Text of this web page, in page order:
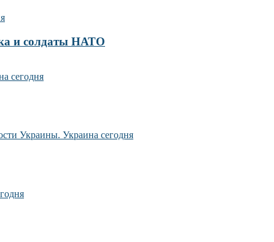
и солдаты НАТО